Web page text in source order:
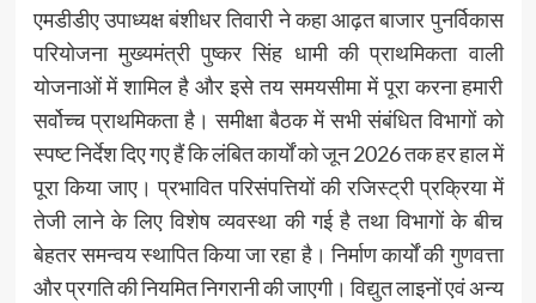
एमडीडीए उपाध्यक्ष बंशीधर तिवारी ने कहा आढ़त बाजार पुनर्विकास
परियोजना मुख्यमंत्री पुष्कर सिंह धामी की प्राथमिकता वाली
योजनाओं में शामिल है और इसे तय समयसीमा में पूरा करना हमारी
सर्वोच्च प्राथमिकता है। समीक्षा बैठक में सभी संबंधित विभागों को
स्पष्ट निर्देश दिए गए हैं कि लंबित कार्यों को जून 2026 तक हर हाल में
पूरा किया जाए। प्रभावित परिसंपत्तियों की रजिस्ट्री प्रक्रिया में
तेजी लाने के लिए विशेष व्यवस्था की गई है तथा विभागों के बीच
बेहतर समन्वय स्थापित किया जा रहा है। निर्माण कार्यों की गुणवत्ता
और प्रगति की नियमित निगरानी की जाएगी। विद्युत लाइनों एवं अन्य